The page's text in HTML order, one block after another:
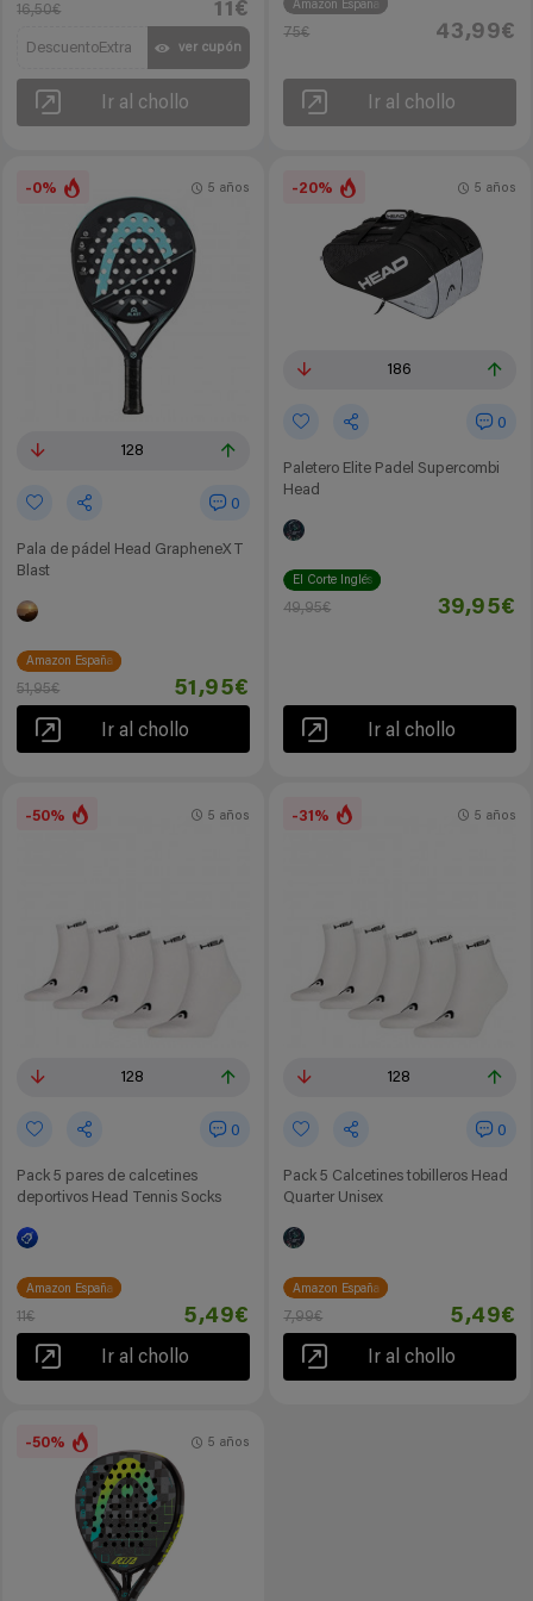
16,50€ 11€
DescuentoExtra ver cupón
Ir al chollo
Amazon España
75€ 43,99€
Ir al chollo
-0%
128
0
Pala de pádel Head GrapheneXT
Blast
5 años
Amazon España
51,95€ 51,95€
Ir al chollo
-20%
186
0
Paletero Elite Padel Supercombi
Head
5 años
El Corte Inglés
49,95€ 39,95€
Ir al chollo
-50%
128
0
Pack 5 pares de calcetines
deportivos Head Tennis Socks
5 años
Amazon España
11€ 5,49€
Ir al chollo
-31%
128
0
Pack 5 Calcetines tobilleros Head
Quarter Unisex
5 años
Amazon España
7,99€ 5,49€
Ir al chollo
-50% 5 años